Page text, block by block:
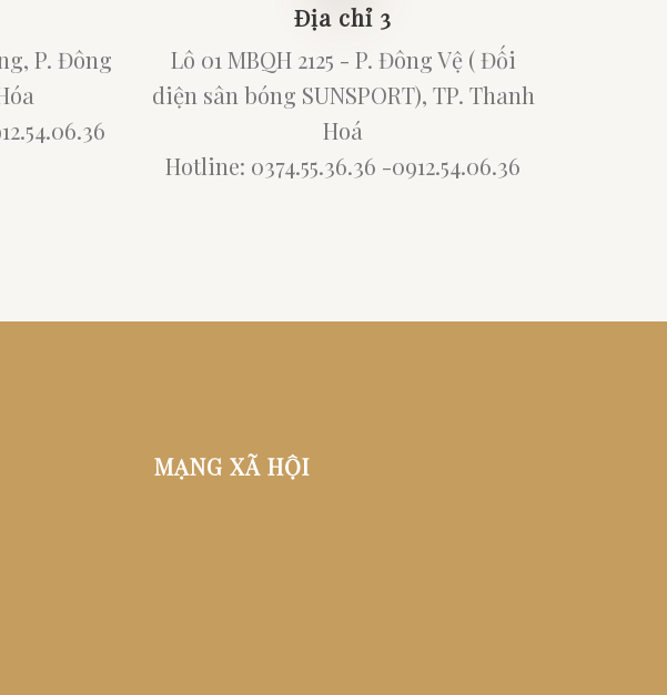
P. Đông
Địa chỉ 3
Lô 01 MBQH 2125 - P. Đông Vệ ( Đối
diện sân bóng SUNSPORT), TP. Thanh
Hoá
Hotline: 0374.55.36.36 -0912.54.06.36
MẠNG XÃ HỘI